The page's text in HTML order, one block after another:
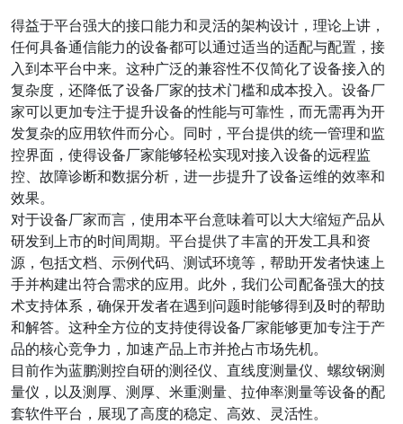
得益于平台强大的接口能力和灵活的架构设计，理论上讲，
任何具备通信能力的设备都可以通过适当的适配与配置，接
入到本平台中来。这种广泛的兼容性不仅简化了设备接入的
复杂度，还降低了设备厂家的技术门槛和成本投入。设备厂
家可以更加专注于提升设备的性能与可靠性，而无需再为开
发复杂的应用软件而分心。同时，平台提供的统一管理和监
控界面，使得设备厂家能够轻松实现对接入设备的远程监
控、故障诊断和数据分析，进一步提升了设备运维的效率和
效果。
对于设备厂家而言，使用本平台意味着可以大大缩短产品从
研发到上市的时间周期。平台提供了丰富的开发工具和资
源，包括文档、示例代码、测试环境等，帮助开发者快速上
手并构建出符合需求的应用。此外，我们公司配备强大的技
术支持体系，确保开发者在遇到问题时能够得到及时的帮助
和解答。这种全方位的支持使得设备厂家能够更加专注于产
品的核心竞争力，加速产品上市并抢占市场先机。
目前作为蓝鹏测控自研的测径仪、直线度测量仪、螺纹钢测
量仪，以及测厚、测厚、米重测量、拉伸率测量等设备的配
套软件平台，展现了高度的稳定、高效、灵活性。